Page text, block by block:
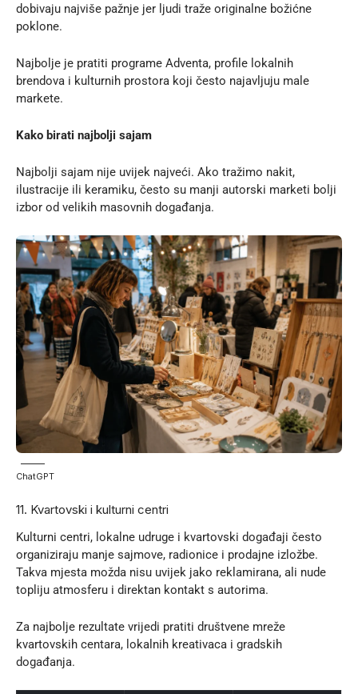
dobivaju najviše pažnje jer ljudi traže originalne božićne
poklone.
Najbolje je pratiti programe Adventa, profile lokalnih
brendova i kulturnih prostora koji često najavljuju male
markete.
Kako birati najbolji sajam
Najbolji sajam nije uvijek najveći. Ako tražimo nakit,
ilustracije ili keramiku, često su manji autorski marketi bolji
izbor od velikih masovnih događanja.
ChatGPT
11. Kvartovski i kulturni centri
Kulturni centri, lokalne udruge i kvartovski događaji često
organiziraju manje sajmove, radionice i prodajne izložbe.
Takva mjesta možda nisu uvijek jako reklamirana, ali nude
topliju atmosferu i direktan kontakt s autorima.
Za najbolje rezultate vrijedi pratiti društvene mreže
kvartovskih centara, lokalnih kreativaca i gradskih
događanja.